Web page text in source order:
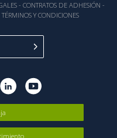
- CONTRATOS DE ADHESIÓN -
TÉRMINOS Y CONDICIONES